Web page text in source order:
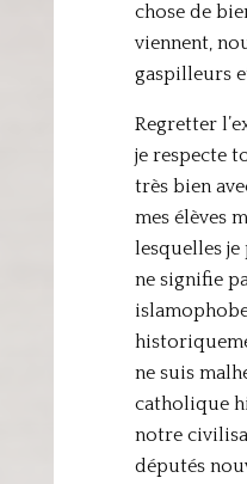
chose de
viennent,
gaspilleurs
Regretter
je respecte
très bien
mes élèves
lesquelles je
ne signifie
ne suis
catholique
notre
députés